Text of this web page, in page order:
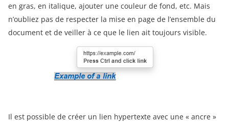
en gras, en italique, ajouter une couleur de fond, etc. Mais
n’oubliez pas de respecter la mise en page de l’ensemble du
document et de veiller à ce que le lien ait toujours visible.
Il est possible de créer un lien hypertexte avec une « ancre »